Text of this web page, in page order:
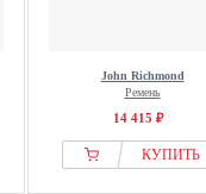
John Richmond
Ремень
14 415 ₽
КУПИТЬ